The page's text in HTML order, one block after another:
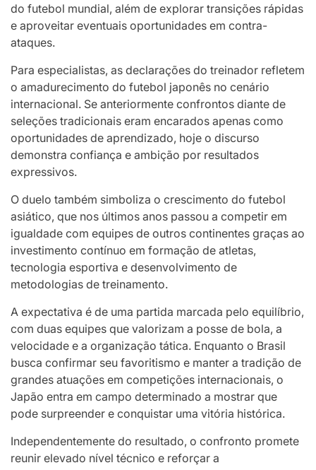
do futebol mundial, além de explorar transições rápidas
e aproveitar eventuais oportunidades em contra-
ataques.
Para especialistas, as declarações do treinador refletem
o amadurecimento do futebol japonês no cenário
internacional. Se anteriormente confrontos diante de
seleções tradicionais eram encarados apenas como
oportunidades de aprendizado, hoje o discurso
demonstra confiança e ambição por resultados
expressivos.
O duelo também simboliza o crescimento do futebol
asiático, que nos últimos anos passou a competir em
igualdade com equipes de outros continentes graças ao
investimento contínuo em formação de atletas,
tecnologia esportiva e desenvolvimento de
metodologias de treinamento.
A expectativa é de uma partida marcada pelo equilíbrio,
com duas equipes que valorizam a posse de bola, a
velocidade e a organização tática. Enquanto o Brasil
busca confirmar seu favoritismo e manter a tradição de
grandes atuações em competições internacionais, o
Japão entra em campo determinado a mostrar que
pode surpreender e conquistar uma vitória histórica.
Independentemente do resultado, o confronto promete
reunir elevado nível técnico e reforçar a